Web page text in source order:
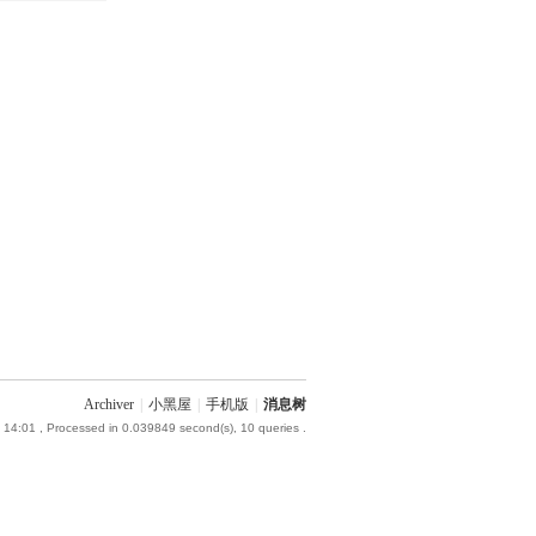
Archiver 小黑屋 手机版 消息树
14:01 , Processed in 0.039849 second(s), 10 queries .